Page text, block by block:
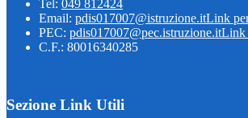
Tel: 049 812424
Email: pdis017007@istruzione.itLink
PEC: pdis017007@pec.istruzione.itLink
C.F.: 80016340285
Sezione Link Utili